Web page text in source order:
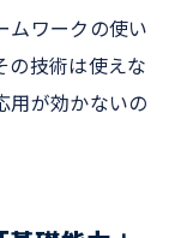
ムワークの使い
の技術は使えな
用が効かないの